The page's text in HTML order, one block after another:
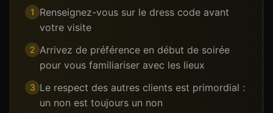
1
Renseignez-vous sur le dress code avant
votre visite
2 Arrivez de préférence en début de soirée
pour vous familiariser avec les lieux
3 Le respect des autres clients est primordial :
un non est toujours un non